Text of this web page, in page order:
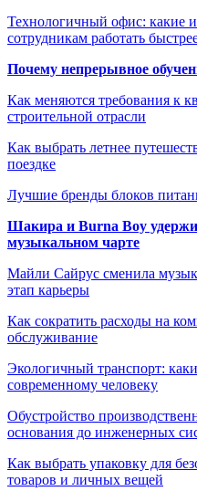
Технологичный офис: какие
сотрудникам работать
Почему непрерывное
Как меняются требования к
строительной отрасли
Как выбрать летнее
поездке
Лучшие бренды блоков
Шакира и Burna Boy
музыкальном чарте
Майли Сайрус сменила
этап карьеры
Как сократить расходы на
обслуживание
Экологичный транспорт:
современному человеку
Обустройство
основания до инженерных
Как выбрать упаковку для
товаров и личных вещей